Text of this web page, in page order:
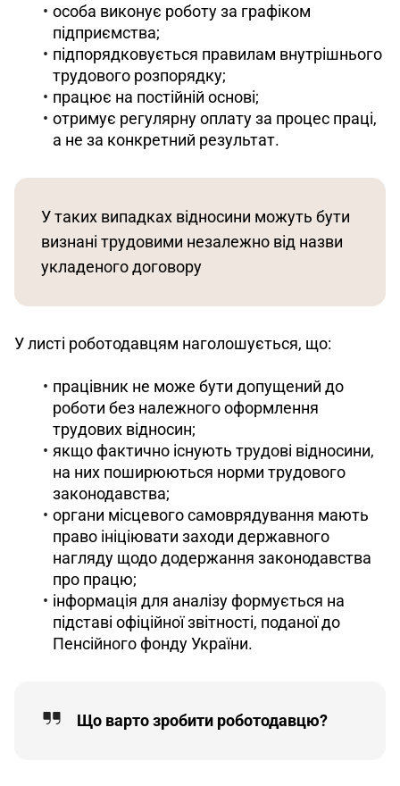
особа виконує роботу за графіком
підприємства;
підпорядковується правилам внутрішнього
трудового розпорядку;
працює на постійній основі;
отримує регулярну оплату за процес праці,
а не за конкретний результат.
У таких випадках відносини можуть бути
визнані трудовими незалежно від назви
укладеного договору
У листі роботодавцям наголошується, що:
працівник не може бути допущений до
роботи без належного оформлення
трудових відносин;
якщо фактично існують трудові відносини,
на них поширюються норми трудового
законодавства;
органи місцевого самоврядування мають
право ініціювати заходи державного
нагляду щодо додержання законодавства
про працю;
інформація для аналізу формується на
підставі офіційної звітності, поданої до
Пенсійного фонду України.
Що варто зробити роботодавцю?